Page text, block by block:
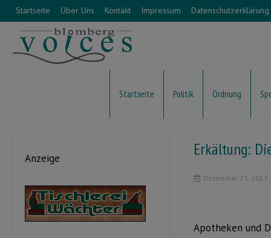
Startseite Über Uns Kontakt Impressum Datenschutzerklärung
Startseite Politik Ordnung
Erkältung:
Dezember 23, 2017
Apotheken und
Anzeige